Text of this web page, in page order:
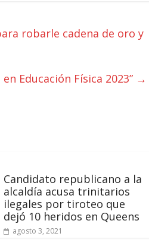
robarle cadena de oro y
Educación Física 2023” →
Candidato republicano a la
alcaldía acusa trinitarios
ilegales por tiroteo que
dejó 10 heridos en Queens
agosto 3, 2021